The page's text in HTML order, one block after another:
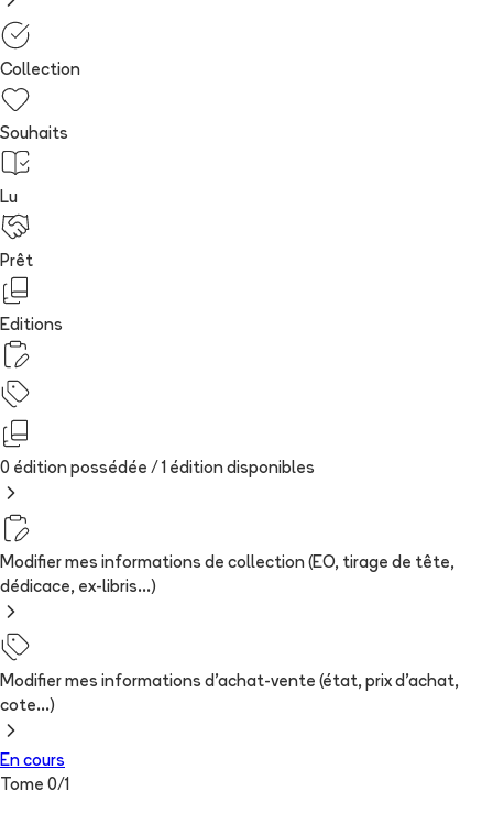
Collection
Souhaits
Lu
Prêt
Editions
0 édition possédée / 1 édition disponibles
Modifier mes informations de collection (EO, tirage de tête,
dédicace, ex-libris...)
Modifier mes informations d'achat-vente (état, prix d'achat,
cote...)
En cours
Tome 0/1